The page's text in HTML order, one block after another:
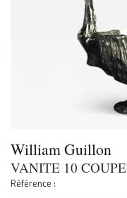
William Guillon
VANITE 10 COUPE
Référence :